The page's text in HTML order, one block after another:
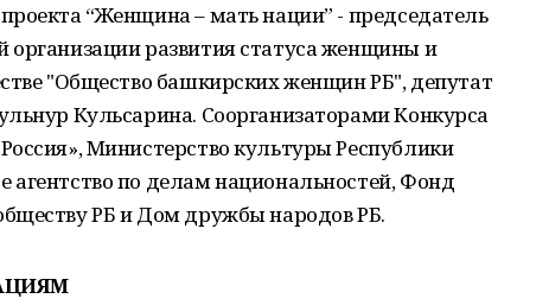
“Женщина – мать нации” - председатель
организации развития статуса женщины и
"Общество башкирских женщин РБ", депутат
Кульсарина. Соорганизаторами Конкурса
Министерство культуры Республики
агентство по делам национальностей, Фонд
РБ и Дом дружбы народов РБ.